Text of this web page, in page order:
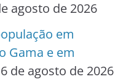
agosto de 2026
em
Gama e em
6 de agosto de 2026